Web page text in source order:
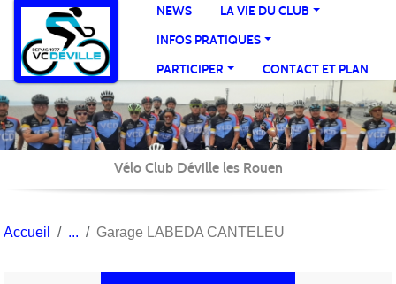
NEWS
LA VIE DU CLUB
INFOS PRATIQUES
PARTICIPER
CONTACT ET PLAN
Vélo Club Déville les Rouen
Accueil Garage LABEDA CANTELEU
Panneau de gestion des cookies